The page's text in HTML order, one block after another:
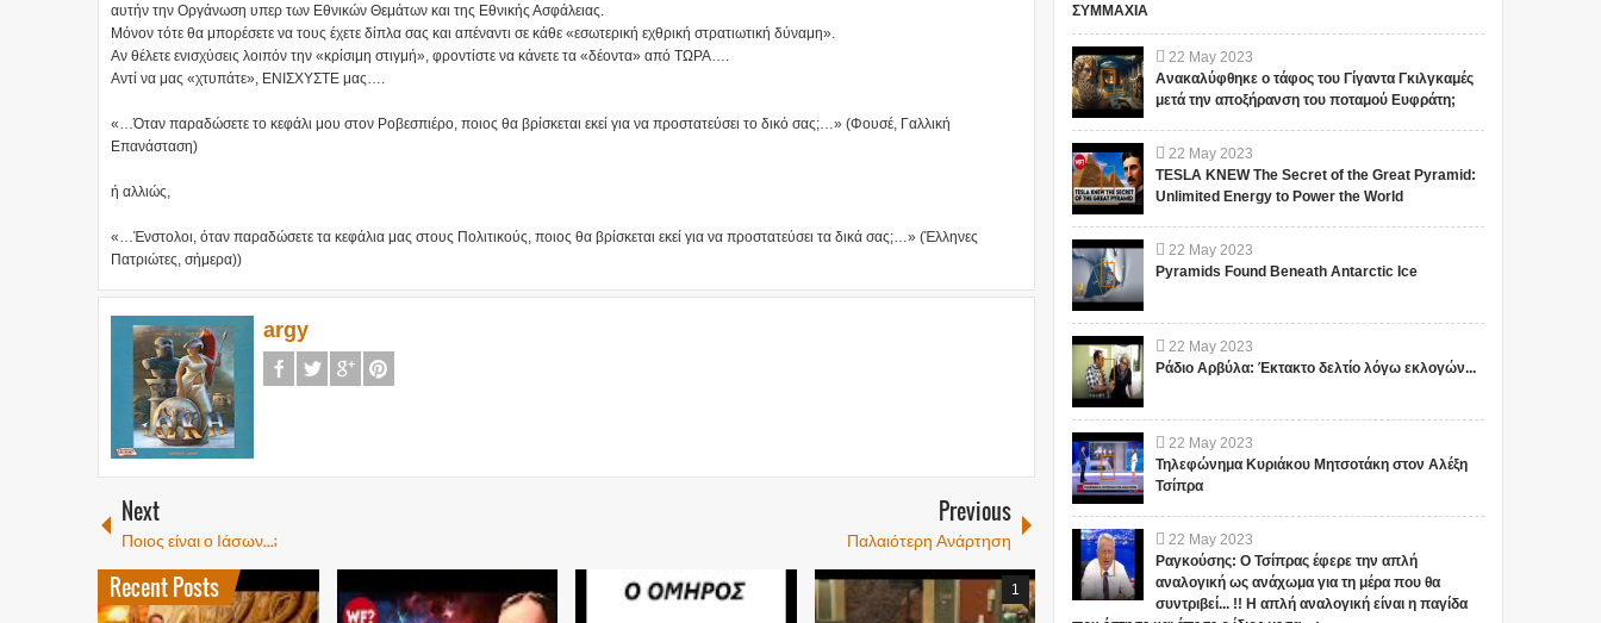
αυτήν την Οργάνωση υπερ των Εθνικών Θεμάτων και της Εθνικής Ασφάλειας.
Μόνον τότε θα μπορέσετε να τους έχετε δίπλα σας και απέναντι σε κάθε «εσωτερική εχθρική στρατιωτική δύναμη».
Αν θέλετε ενισχύσεις λοιπόν την «κρίσιμη στιγμή», φροντίστε να κάνετε τα «δέοντα» από ΤΩΡΑ….
Αντί να μας «χτυπάτε», ΕΝΙΣΧΥΣΤΕ μας….
«…Όταν παραδώσετε το κεφάλι μου στον Ροβεσπιέρο, ποιος θα βρίσκεται εκεί για να προστατεύσει το δικό σας;…» (Φουσέ, Γαλλική
Επανάσταση)
ή αλλιώς,
«…Ένστολοι, όταν παραδώσετε τα κεφάλια μας στους Πολιτικούς, ποιος θα βρίσκεται εκεί για να προστατεύσει τα δικά σας;…» (Έλληνες
Πατριώτες, σήμερα))
argy
Next
Ποιος είναι ο Ιάσων...;
Previous
Παλαιότερη Ανάρτηση
Recent Posts 1 1
ΣΥΜΜΑΧΙΑ
22 May 2023
Ανακαλύφθηκε ο τάφος του Γίγαντα Γκιλγκαμές
μετά την αποξήρανση του ποταμού Ευφράτη;
22 May 2023
TESLA KNEW The Secret of the Great Pyramid:
Unlimited Energy to Power the World
22 May 2023
Pyramids Found Beneath Antarctic Ice
22 May 2023
Ράδιο Αρβύλα: Έκτακτο δελτίο λόγω εκλογών...
22 May 2023
Τηλεφώνημα Κυριάκου Μητσοτάκη στον Αλέξη
Τσίπρα
22 May 2023
Ραγκούσης: Ο Τσίπρας έφερε την απλή
αναλογική ως ανάχωμα για τη μέρα που θα
συντριβεί... !! Η απλή αναλογική είναι η παγίδα